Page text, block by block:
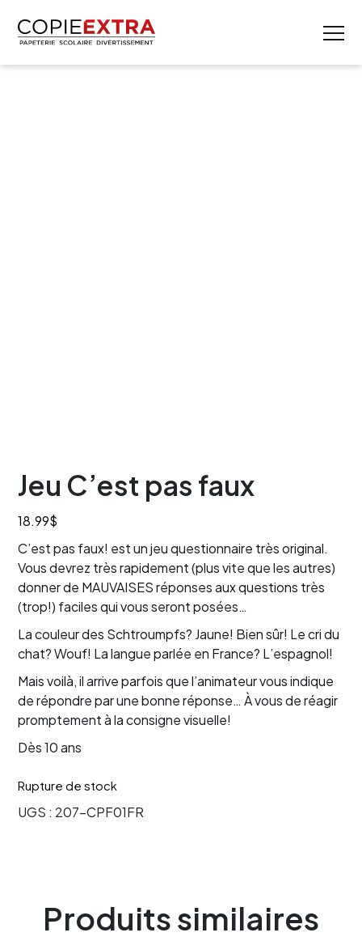
Jeu C’est pas faux
18.99$
C’est pas faux! est un jeu questionnaire très original.
Vous devrez très rapidement (plus vite que les autres)
donner de MAUVAISES réponses aux questions très
(trop!) faciles qui vous seront posées…
La couleur des Schtroumpfs? Jaune! Bien sûr! Le cri du
chat? Wouf! La langue parlée en France? L’espagnol!
Mais voilà, il arrive parfois que l’animateur vous indique
de répondre par une bonne réponse… À vous de réagir
promptement à la consigne visuelle!
Dès 10 ans
Rupture de stock
UGS : 207-CPF01FR
Produits similaires